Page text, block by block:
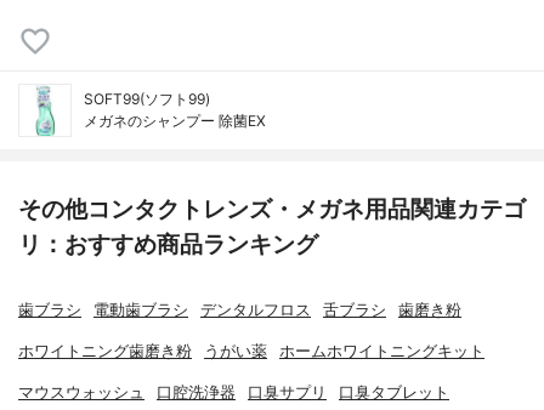
SOFT99(ソフト99)
メガネのシャンプー 除菌EX
その他コンタクトレンズ・メガネ用品関連カテゴ
リ：おすすめ商品ランキング
歯ブラシ 電動歯ブラシ デンタルフロス 舌ブラシ 歯磨き粉
ホワイトニング歯磨き粉 うがい薬 ホームホワイトニングキット
マウスウォッシュ 口腔洗浄器 口臭サプリ 口臭タブレット